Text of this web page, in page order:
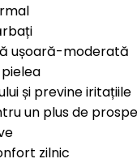
ușoară-moderată
și previne iritațiile
un plus de
zilnic